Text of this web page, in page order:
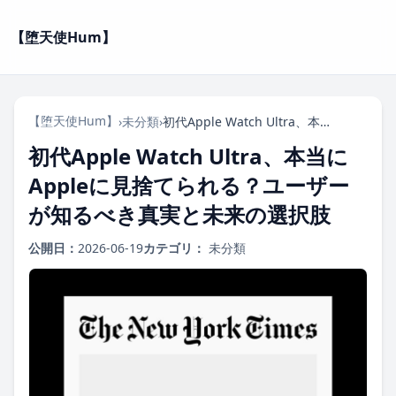
【堕天使Hum】
【堕天使Hum】 ›未分類› 初代Apple Watch Ultra、本当にAppleに見捨てられる？ユーザーが知るべき真実と未来の選択肢
初代Apple Watch Ultra、本当に
Appleに見捨てられる？ユーザー
が知るべき真実と未来の選択肢
公開日： 2026-06-19カテゴリ： 未分類